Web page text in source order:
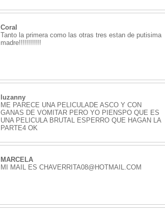
Coral
Tanto la primera como las otras tres estan de putisima
madre!!!!!!!!!!!
luzanny
ME PARECE UNA PELICULADE ASCO Y CON
GANAS DE VOMITAR PERO YO PIENSPO QUE ES
UNA PELICULA BRUTAL ESPERRO QUE HAGAN LA
PARTE4 OK
MARCELA
MI MAIL ES CHAVERRITA08@HOTMAIL.COM